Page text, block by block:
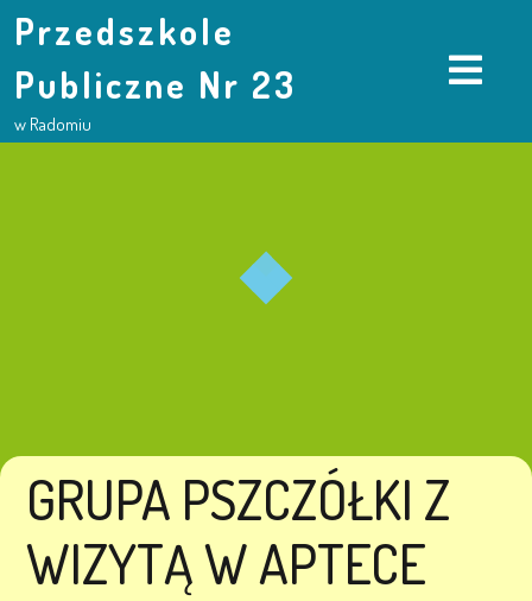
Przedszkole
Publiczne Nr 23
w Radomiu
GRUPA PSZCZÓŁKI Z
WIZYTĄ W APTECE